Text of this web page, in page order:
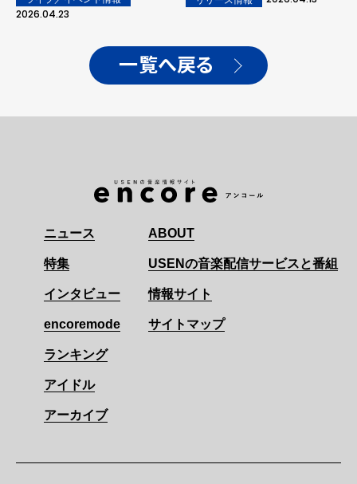
2026.04.23
一覧へ戻る
ニュース
特集
インタビュー
encoremode
ランキング
アイドル
アーカイブ
ABOUT
USENの音楽配信サービスと番組
情報サイト
サイトマップ